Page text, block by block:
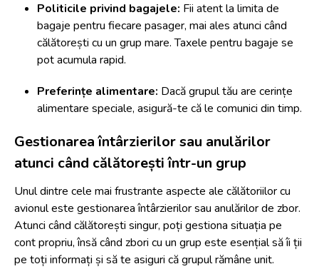
Politicile privind bagajele: Fii atent la limita de
bagaje pentru fiecare pasager, mai ales atunci când
călătorești cu un grup mare. Taxele pentru bagaje se
pot acumula rapid.
Preferințe alimentare: Dacă grupul tău are cerințe
alimentare speciale, asigură-te că le comunici din timp.
Gestionarea întârzierilor sau anulărilor
atunci când călătorești într-un grup
Unul dintre cele mai frustrante aspecte ale călătoriilor cu
avionul este gestionarea întârzierilor sau anulărilor de zbor.
Atunci când călătorești singur, poți gestiona situația pe
cont propriu, însă când zbori cu un grup este esențial să îi ții
pe toți informați și să te asiguri că grupul rămâne unit.